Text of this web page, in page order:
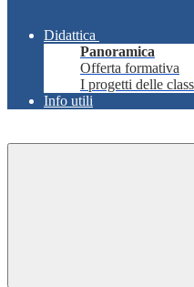
Didattica
Panoramica
Offerta formativa
I progetti delle
Info utili